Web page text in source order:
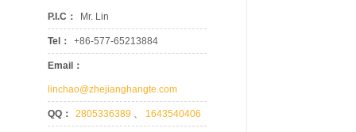
P.I.C： Mr. Lin
Tel： +86-577-65213884
Email：
linchao@zhejianghangte.com
QQ： 2805336389 、 1643540406